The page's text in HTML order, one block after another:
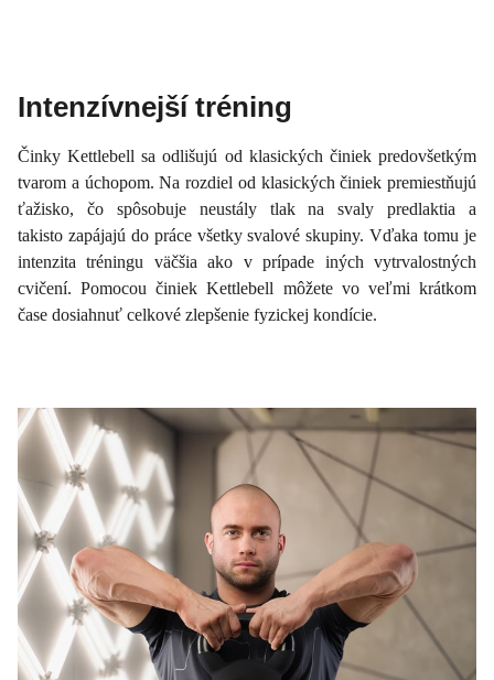
Intenzívnejší tréning
Činky Kettlebell sa odlišujú od klasických činiek predovšetkým
tvarom a úchopom. Na rozdiel od klasických činiek premiestňujú
ťažisko, čo spôsobuje neustály tlak na svaly predlaktia a
takisto zapájajú do práce všetky svalové skupiny. Vďaka tomu je
intenzita tréningu väčšia ako v prípade iných vytrvalostných
cvičení. Pomocou činiek Kettlebell môžete vo veľmi krátkom
čase dosiahnuť celkové zlepšenie fyzickej kondície.